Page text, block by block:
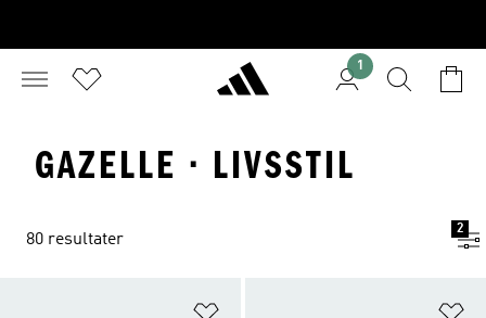
1
GAZELLE · LIVSSTIL
80 resultater
2